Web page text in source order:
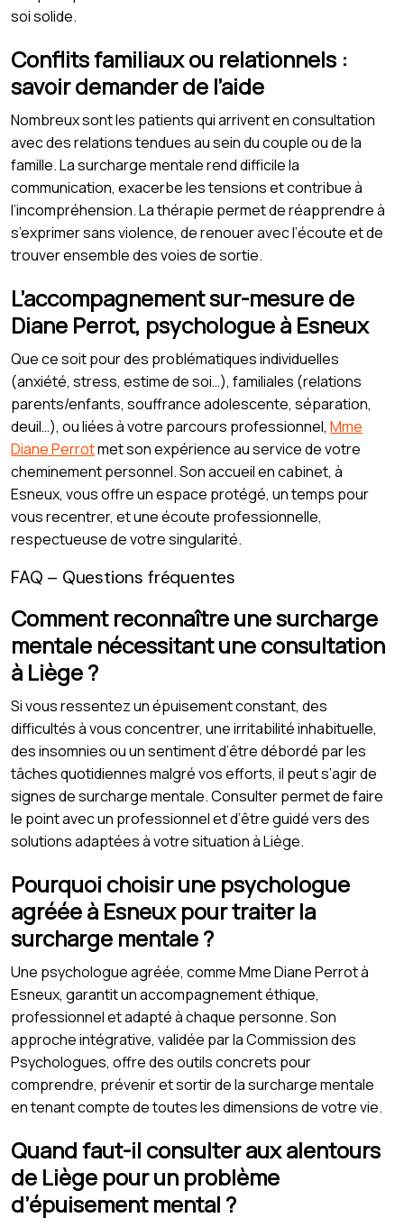
soi solide.
Conflits familiaux ou relationnels :
savoir demander de l’aide
Nombreux sont les patients qui arrivent en consultation
avec des relations tendues au sein du couple ou de la
famille. La surcharge mentale rend difficile la
communication, exacerbe les tensions et contribue à
l’incompréhension. La thérapie permet de réapprendre à
s’exprimer sans violence, de renouer avec l’écoute et de
trouver ensemble des voies de sortie.
L’accompagnement sur-mesure de
Diane Perrot, psychologue à Esneux
Que ce soit pour des problématiques individuelles
(anxiété, stress, estime de soi…), familiales (relations
parents/enfants, souffrance adolescente, séparation,
deuil…), ou liées à votre parcours professionnel, Mme
Diane Perrotmet son expérience au service de votre
cheminement personnel. Son accueil en cabinet, à
Esneux, vous offre un espace protégé, un temps pour
vous recentrer, et une écoute professionnelle,
respectueuse de votre singularité.
FAQ – Questions fréquentes
Comment reconnaître une surcharge
mentale nécessitant une consultation
à Liège ?
Si vous ressentez un épuisement constant, des
difficultés à vous concentrer, une irritabilité inhabituelle,
des insomnies ou un sentiment d’être débordé par les
tâches quotidiennes malgré vos efforts, il peut s’agir de
signes de surcharge mentale. Consulter permet de faire
le point avec un professionnel et d’être guidé vers des
solutions adaptées à votre situation à Liège.
Pourquoi choisir une psychologue
agréée à Esneux pour traiter la
surcharge mentale ?
Une psychologue agréée, comme Mme Diane Perrot à
Esneux, garantit un accompagnement éthique,
professionnel et adapté à chaque personne. Son
approche intégrative, validée par la Commission des
Psychologues, offre des outils concrets pour
comprendre, prévenir et sortir de la surcharge mentale
en tenant compte de toutes les dimensions de votre vie.
Quand faut-il consulter aux alentours
de Liège pour un problème
d’épuisement mental ?